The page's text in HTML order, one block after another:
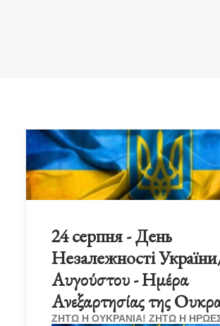
24 серпня - День
Незалежності
Αυγούστου - Ημέρα
Ανεξαρτησίας της
ΖΗΤΩ Η ΟΥΚΡΑΝΙΑ! ΖΗΤΩ Η